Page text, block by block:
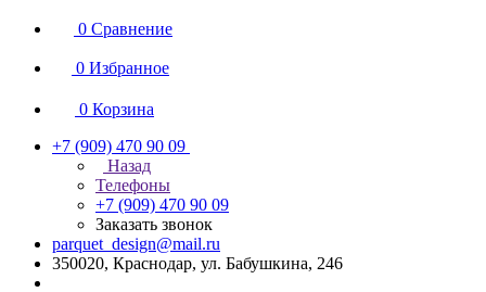
0 Сравнение
0 Избранное
0 Корзина
+7 (909) 470 90 09
Назад
Телефоны
+7 (909) 470 90 09
Заказать звонок
parquet_design@mail.ru
350020, Краснодар, ул. Бабушкина, 246